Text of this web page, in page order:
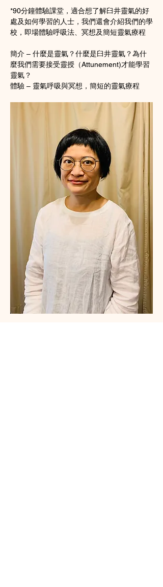
*90分鐘體驗課堂，適合想了解臼井靈氣的好
處及如何學習的人士，我們還會介紹我們的學
校，即場體驗呼吸法、冥想及簡短靈氣療程
簡介 – 什麼是靈氣？什麼是臼井靈氣？為什
麼我們需要接受靈授（Attunement)才能學習
靈氣？
體驗 – 靈氣呼吸與冥想，簡短的靈氣療程